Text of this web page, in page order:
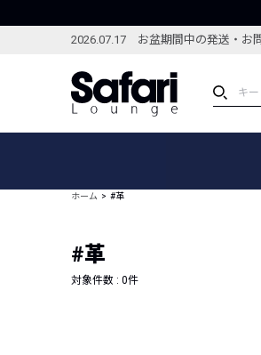
2026.07.17 お盆期間中の発送・お
ブランドから探す
新着アイテム
編集部のおすすめアイテム
ホーム #革
#革
対象件数 : 0件